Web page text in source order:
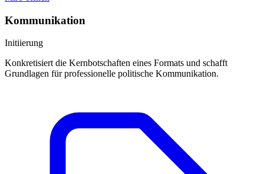
Kommunikation
Initiierung
Konkretisiert die Kernbotschaften eines Formats und schafft
Grundlagen für professionelle politische Kommunikation.